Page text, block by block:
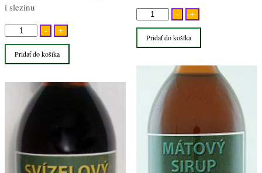
i slezinu
-
množstvo
Lipkavcový
sirup
+
Pridať do košíka
-
množstvo
Mätový
sirup
karamelom
+
Pridať do košíka